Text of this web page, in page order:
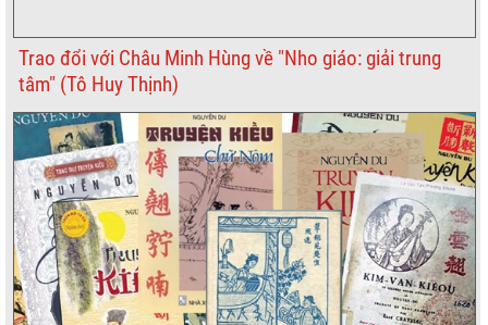
Trao đổi với Châu Minh Hùng về "Nho giáo: giải trung
tâm" (Tô Huy Thịnh)